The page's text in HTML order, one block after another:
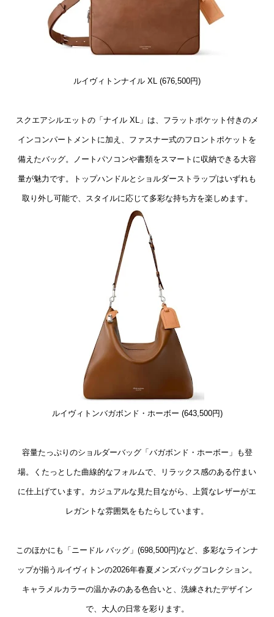
ルイヴィトンナイル XL (676,500円)
スクエアシルエットの「ナイル XL」は、フラットポケット付きのメ
インコンパートメントに加え、ファスナー式のフロントポケットを
備えたバッグ。ノートパソコンや書類をスマートに収納できる大容
量が魅力です。トップハンドルとショルダーストラップはいずれも
取り外し可能で、スタイルに応じて多彩な持ち方を楽しめます。
ルイヴィトンバガボンド・ホーボー (643,500円)
容量たっぷりのショルダーバッグ「バガボンド・ホーボー」も登
場。くたっとした曲線的なフォルムで、リラックス感のある佇まい
に仕上げています。カジュアルな見た目ながら、上質なレザーがエ
レガントな雰囲気をもたらしています。
このほかにも「ニードル バッグ」(698,500円)など、多彩なラインナ
ップが揃うルイヴィトンの2026年春夏メンズバッグコレクション。
キャラメルカラーの温かみのある色合いと、洗練されたデザイン
で、大人の日常を彩ります。